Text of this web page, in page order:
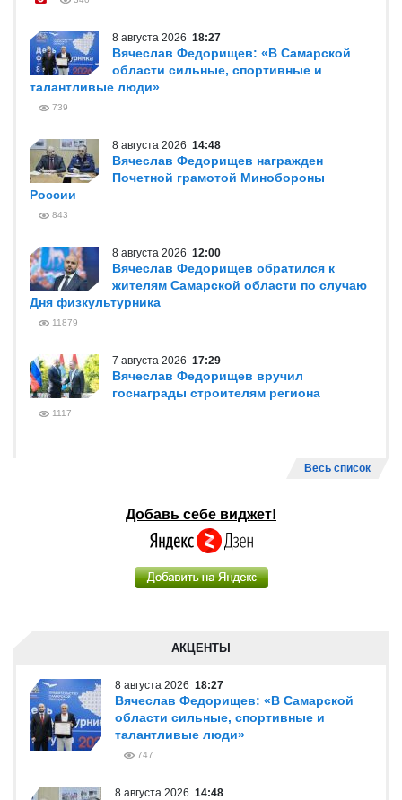
8 августа 2026 18:27
Вячеслав Федорищев: «В Самарской
области сильные, спортивные и
талантливые люди»
739
8 августа 2026 14:48
Вячеслав Федорищев награжден
Почетной грамотой Минобороны
России
843
8 августа 2026 12:00
Вячеслав Федорищев обратился к
жителям Самарской области по случаю
Дня физкультурника
11879
7 августа 2026 17:29
Вячеслав Федорищев вручил
госнаграды строителям региона
1117
Весь список
Добавь себе виджет!
АКЦЕНТЫ
8 августа 2026 18:27
Вячеслав Федорищев: «В Самарской
области сильные, спортивные и
талантливые люди»
747
8 августа 2026 14:48